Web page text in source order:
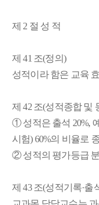
제 2 절 성 적
제 41 조(정의)
성적이라 함은 교육
제 42 조(성적종합 및
① 성적은 출석 20%,
시험) 60%의 비율로
② 성적의 평가등급
제 43 조(성적기록·출